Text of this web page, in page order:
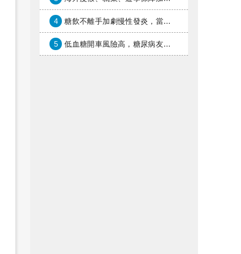
4 糖飲不離手加劇慢性發炎，當心老化與慢性病提早報到
5 低血糖開車風險高，糖尿病友上路必學的安全守則